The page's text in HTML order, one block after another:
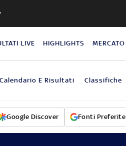
LIVE HIGHLIGHTS MERCATO
Calendario E Risultati Classifiche
Google Discover Fonti Preferite